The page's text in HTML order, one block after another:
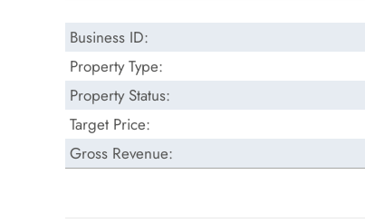
Business ID:
Property Type:
Property Status:
Target Price:
Gross Revenue: